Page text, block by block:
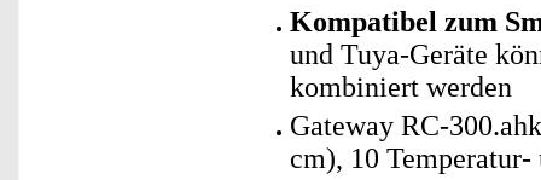
Kompatibel zum
und Tuya-Geräte
kombiniert werden
Gateway RC-
cm), 10